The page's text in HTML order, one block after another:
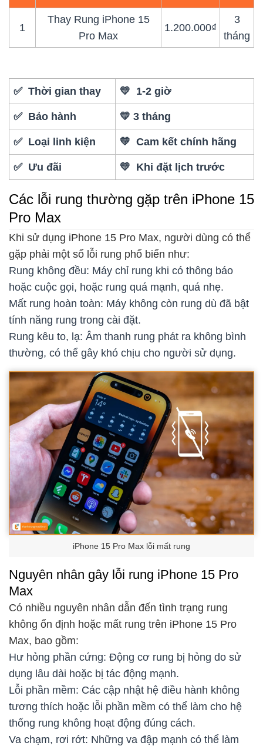
1
Thay Rung iPhone 15
Pro Max
1.200.000₫
3
tháng
✅ Thời gian thay 💛 1-2 giờ
✅ Bảo hành 💛 3 tháng
✅ Loại linh kiện 💛 Cam kết chính hãng
✅ Ưu đãi 💛 Khi đặt lịch trước
Các lỗi rung thường gặp trên iPhone 15
Pro Max
Khi sử dụng iPhone 15 Pro Max, người dùng có thể
gặp phải một số lỗi rung phổ biến như:
Rung không đều: Máy chỉ rung khi có thông báo
hoặc cuộc gọi, hoặc rung quá mạnh, quá nhẹ.
Mất rung hoàn toàn: Máy không còn rung dù đã bật
tính năng rung trong cài đặt.
Rung kêu to, lạ: Âm thanh rung phát ra không bình
thường, có thể gây khó chịu cho người sử dụng.
iPhone 15 Pro Max lỗi mất rung
Nguyên nhân gây lỗi rung iPhone 15 Pro
Max
Có nhiều nguyên nhân dẫn đến tình trạng rung
không ổn định hoặc mất rung trên iPhone 15 Pro
Max, bao gồm:
Hư hỏng phần cứng: Động cơ rung bị hỏng do sử
dụng lâu dài hoặc bị tác động mạnh.
Lỗi phần mềm: Các cập nhật hệ điều hành không
tương thích hoặc lỗi phần mềm có thể làm cho hệ
thống rung không hoạt động đúng cách.
Va chạm, rơi rớt: Những va đập mạnh có thể làm